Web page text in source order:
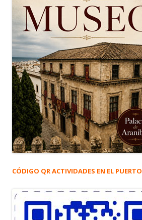
CÓDIGO QR ACTIVIDADES EN EL PUERTO